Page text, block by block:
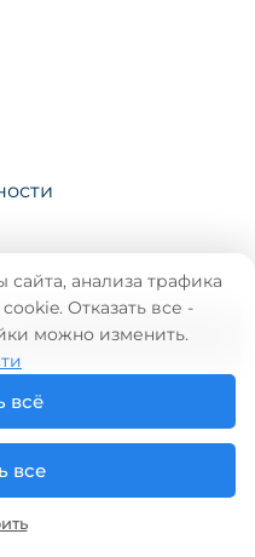
защищены. 2026
анализа трафика
Отказать все -
можно изменить.
все
всё